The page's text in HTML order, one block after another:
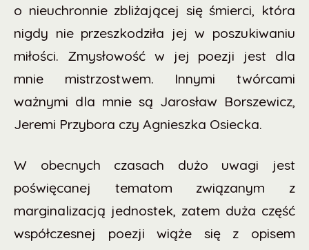
o nieuchronnie zbliżającej się śmierci, która
nigdy nie przeszkodziła jej w poszukiwaniu
miłości. Zmysłowość w jej poezji jest dla
mnie mistrzostwem. Innymi twórcami
ważnymi dla mnie są Jarosław Borszewicz,
Jeremi Przybora czy Agnieszka Osiecka.
W obecnych czasach dużo uwagi jest
poświęcanej tematom związanym z
marginalizacją jednostek, zatem duża część
współczesnej poezji wiąże się z opisem